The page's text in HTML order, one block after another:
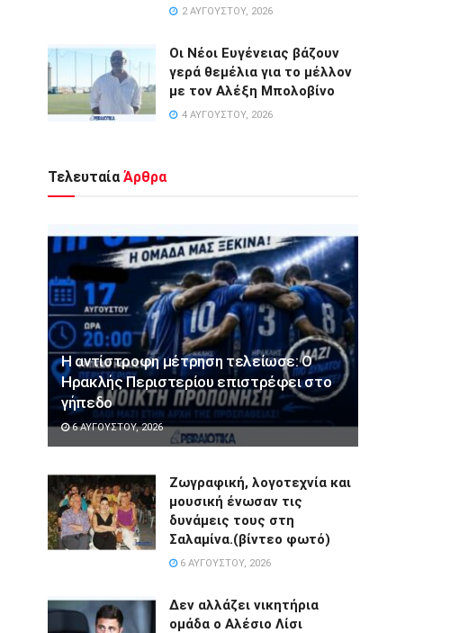
2 ΑΥΓΟΎΣΤΟΥ, 2026
Οι Νέοι Ευγένειας βάζουν
γερά θεμέλια για το μέλλον
με τον Αλέξη Μπολοβίνο
4 ΑΥΓΟΎΣΤΟΥ, 2026
Τελευταία Άρθρα
Η αντίστροφη μέτρηση τελείωσε: Ο
Ηρακλής Περιστερίου επιστρέφει στο
γήπεδο
6 ΑΥΓΟΎΣΤΟΥ, 2026
Ζωγραφική, λογοτεχνία και
μουσική ένωσαν τις
δυνάμεις τους στη
Σαλαμίνα.(βίντεο φωτό)
6 ΑΥΓΟΎΣΤΟΥ, 2026
Δεν αλλάζει νικητήρια
ομάδα ο Αλέσιο Λίσι